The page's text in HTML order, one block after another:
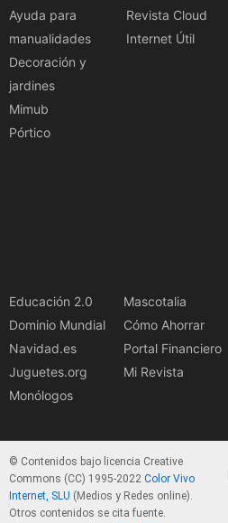
Ayuda para
manualidades
Decoración y
jardines
Mimub
Pórtico
Revista Cloud
Internet Útil
Educación 2.0
Dominio Mundial
Navidad.es
Juguetes.org
Monólogos
Mascotalia
Cómo Ahorrar
Portal Financiero
Mi Revista
© Contenidos bajo licencia Creative
Commons (CC) 1995-2022 Color Vivo
Internet, SLU (Medios y Redes online).
Otros contenidos se cita fuente.